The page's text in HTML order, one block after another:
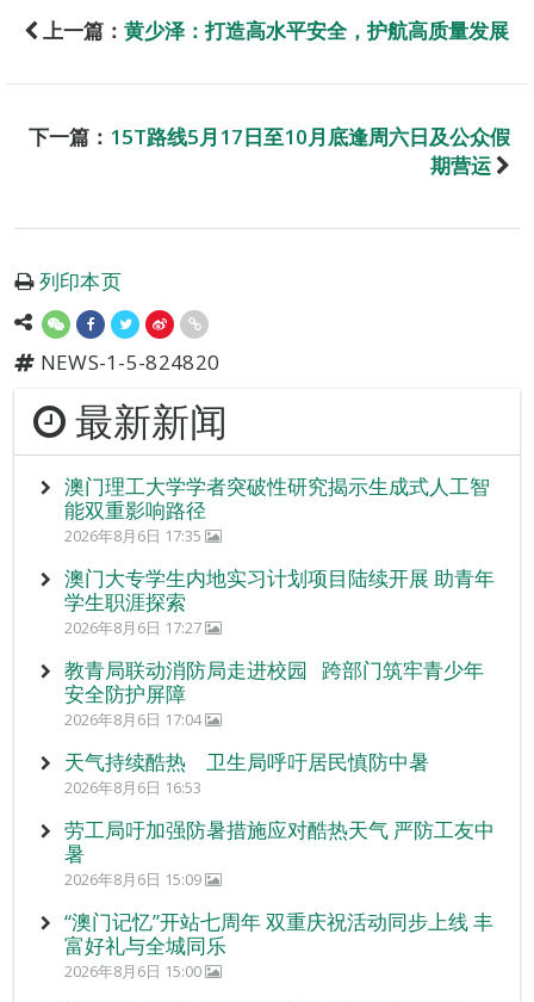
上一篇： 黄少泽：打造高水平安全，护航高质量发展
下一篇： 15T路线5月17日至10月底逢周六日及公众假
期营运
列印本页
NEWS-1-5-824820
最新新闻
澳门理工大学学者突破性研究揭示生成式人工智
能双重影响路径
2026年8月6日 17:35
澳门大专学生内地实习计划项目陆续开展 助青年
学生职涯探索
2026年8月6日 17:27
教青局联动消防局走进校园 跨部门筑牢青少年
安全防护屏障
2026年8月6日 17:04
天气持续酷热 卫生局呼吁居民慎防中暑
2026年8月6日 16:53
劳工局吁加强防暑措施应对酷热天气 严防工友中
暑
2026年8月6日 15:09
“澳门记忆”开站七周年 双重庆祝活动同步上线 丰
富好礼与全城同乐
2026年8月6日 15:00